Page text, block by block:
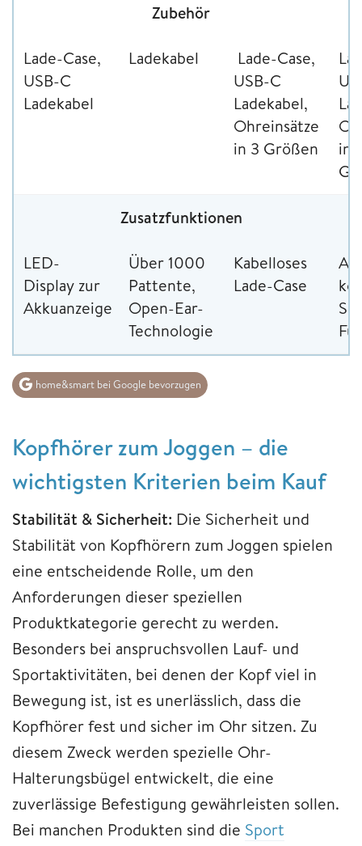
Zubehör
Lade-Case,
USB-C
Ladekabel
Ladekabel
Lade-Case,
USB-C
Ladekabel,
Ohreinsätze
in 3 Größen
in
Zusatzfunktionen
LED-
Display zur
Akkuanzeige
Über 1000
Pattente,
Open-Ear-
Technologie
Kabelloses
Lade-Case
home&smart bei Google bevorzugen
Kopfhörer zum Joggen – die
wichtigsten Kriterien beim Kauf
Stabilität & Sicherheit: Die Sicherheit und
Stabilität von Kopfhörern zum Joggen spielen
eine entscheidende Rolle, um den
Anforderungen dieser speziellen
Produktkategorie gerecht zu werden.
Besonders bei anspruchsvollen Lauf- und
Sportaktivitäten, bei denen der Kopf viel in
Bewegung ist, ist es unerlässlich, dass die
Kopfhörer fest und sicher im Ohr sitzen. Zu
diesem Zweck werden spezielle Ohr-
Halterungsbügel entwickelt, die eine
zuverlässige Befestigung gewährleisten sollen.
Bei manchen Produkten sind die Sport